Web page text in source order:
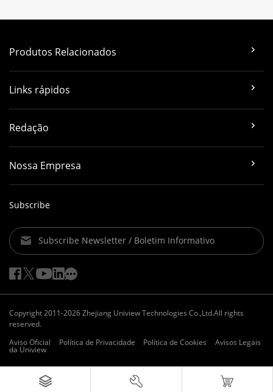
Produtos Relacionados
Links rápidos
Redação
Nossa Empresa
Subscribe
Subscribe Newsletter / Boletim Informativo
Copyright 2011-2026 Zhejiang Uniview Technologies Co.,Ltd.All rights
reserved.
Aviso Oficial
Política de Privacidade Política de Cookies Avisos Legais
da Uniview